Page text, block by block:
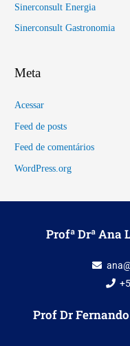
Sinerconsult Energia
Sinerconsult Gastronomia
Meta
Acessar
Feed de posts
Feed de comentários
WordPress.org
Profª Drª Ana
Prof Dr